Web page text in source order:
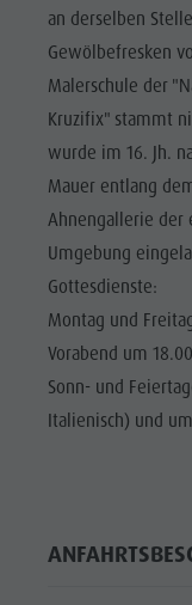
Tourenübersicht
Pilze sammeln
Kronplatz Doctor
FAQ
an derselben
Gewölbefresken
Malerschule der
Kruzifix" stammt
wurde im 16. Jh.
Mauer entlang
Ahnengallerie der
Umgebung
Gottesdienste:
Montag und
Vorabend um
Sonn- und
Italienisch) und